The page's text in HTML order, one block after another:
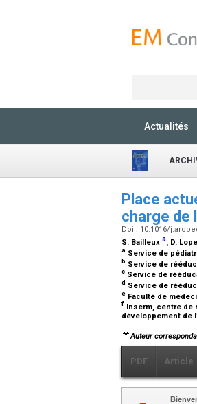
Actualités
Place
charge de
Doi : 10.1016/
S. Bailleux a, D.
a Service de
b Service de
c Service de
d Service de
e Faculté de
f Inserm, centre de
développement de
Auteur
PDF Article